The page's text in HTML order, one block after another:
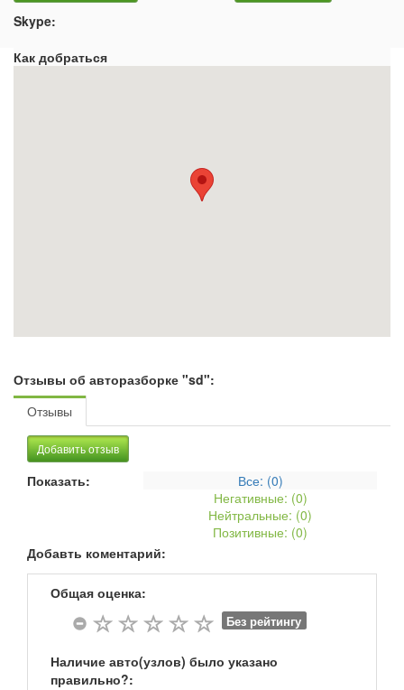
Skype:
Как добраться
Отзывы об авторазборке "sd":
Отзывы
Добавить отзыв
Показать: Все: (0)
Негативные: (0)
Нейтральные: (0)
Позитивные: (0)
Добавть коментарий:
Общая оценка:
Без рейтингу
Наличие авто(узлов) было указано
правильно?: